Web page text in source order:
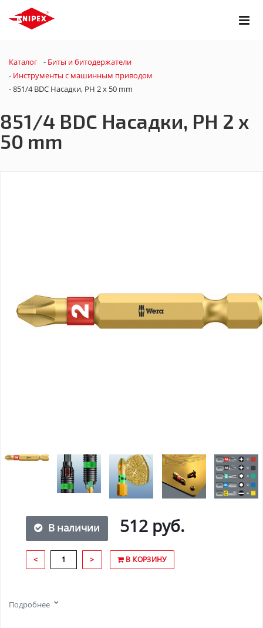
Каталог - Биты и битодержатели
- Инструменты с машинным приводом
-851/4 BDC Насадки, PH 2 x 50 mm
851/4 BDC Насадки, PH 2 x
50 mm
В наличии 512 руб.
< > В КОРЗИНУ
Подробнее